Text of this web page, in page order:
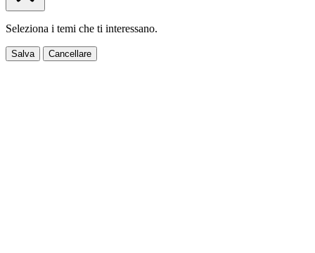
Seleziona i temi che ti interessano.
Salva Cancellare